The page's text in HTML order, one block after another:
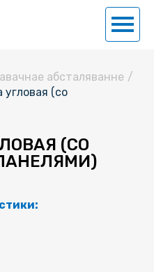
абсталяванне /
(со
(СО